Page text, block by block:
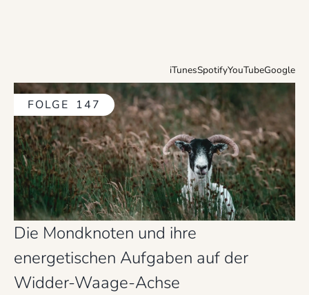
iTunesSpotifyYouTubeGoogle
FOLGE 147
Die Mondknoten und ihre
energetischen Aufgaben auf der
Widder-Waage-Achse